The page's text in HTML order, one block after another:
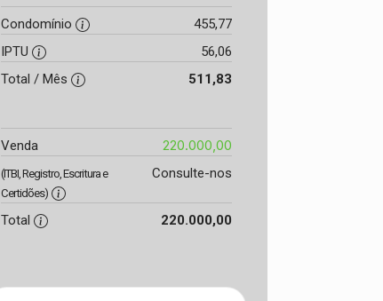
Condomínio
455,77
IPTU
56,06
Total / Mês
511,83
Venda 220.000,00
(ITBI, Registro, Escritura e
Certidões)
Consulte-nos
Total 220.000,00